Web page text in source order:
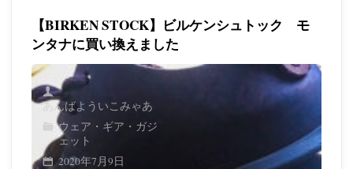
【BIRKEN STOCK】ビルケンシュトック モ
ンタナに買い換えました
あんばよういこみゃあ
ウェア・ギア・ガジ
ェット
2020年7月9日